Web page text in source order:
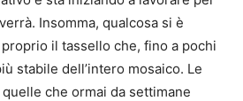
Insomma, qualcosa si è
il tassello che, fino a pochi
stabile dell’intero mosaico. Le
che ormai da settimane